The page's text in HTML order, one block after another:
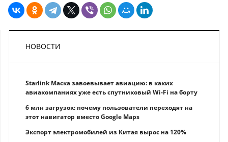
НОВОСТИ
Starlink Маска завоевывает авиацию: в каких
авиакомпаниях уже есть спутниковый Wi-Fi на борту
6 млн загрузок: почему пользователи переходят на
этот навигатор вместо Google Maps
Экспорт электромобилей из Китая вырос на 120%